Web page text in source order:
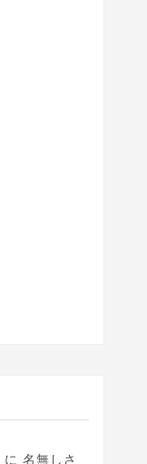
に名無しさ